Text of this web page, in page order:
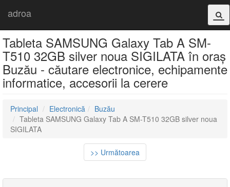
adroa
Tableta SAMSUNG Galaxy Tab A SM-
T510 32GB silver noua SIGILATA în oraș
Buzău - căutare electronice, echipamente
informatice, accesorii la cerere
Principal Electronică
Buzău
Tableta SAMSUNG Galaxy Tab A SM-T510 32GB silver noua
SIGILATA
>> Următoarea